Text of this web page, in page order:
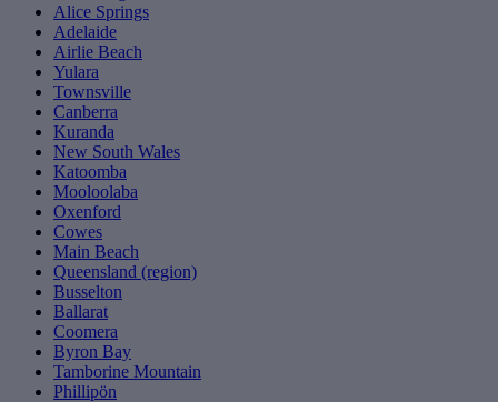
Alice Springs
Adelaide
Airlie Beach
Yulara
Townsville
Canberra
Kuranda
New South Wales
Katoomba
Mooloolaba
Oxenford
Cowes
Main Beach
Queensland (region)
Busselton
Ballarat
Coomera
Byron Bay
Tamborine Mountain
Phillipön